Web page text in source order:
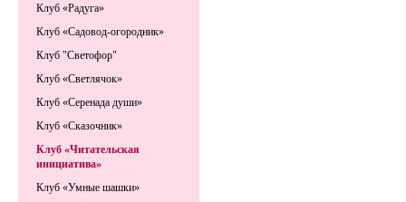
Клуб «Радуга»
Клуб «Садовод-огородник»
Клуб "Светофор"
Клуб «Светлячок»
Клуб «Серенада души»
Клуб «Сказочник»
Клуб «Читательская
инициатива»
Клуб «Умные шашки»